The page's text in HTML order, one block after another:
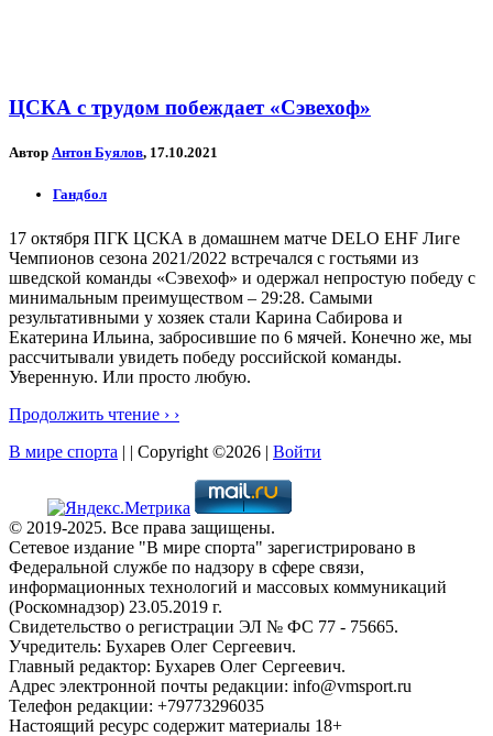
ЦСКА с трудом побеждает «Сэвехоф»
Автор Антон Буялов, 17.10.2021
Гандбол
17 октября ПГК ЦСКА в домашнем матче DELO EHF Лиге
Чемпионов сезона 2021/2022 встречался с гостьями из
шведской команды «Сэвехоф» и одержал непростую победу с
минимальным преимуществом – 29:28. Самыми
результативными у хозяек стали Карина Сабирова и
Екатерина Ильина, забросившие по 6 мячей. Конечно же, мы
рассчитывали увидеть победу российской команды.
Уверенную. Или просто любую.
Продолжить чтение › ›
В мире спорта | | Copyright ©2026 | Войти
© 2019-2025. Все права защищены.
Сетевое издание "В мире спорта" зарегистрировано в
Федеральной службе по надзору в сфере связи,
информационных технологий и массовых коммуникаций
(Роскомнадзор) 23.05.2019 г.
Свидетельство о регистрации ЭЛ № ФС 77 - 75665.
Учредитель: Бухарев Олег Сергеевич.
Главный редактор: Бухарев Олег Сергеевич.
Адрес электронной почты редакции: info@vmsport.ru
Телефон редакции: +79773296035
Настоящий ресурс содержит материалы 18+